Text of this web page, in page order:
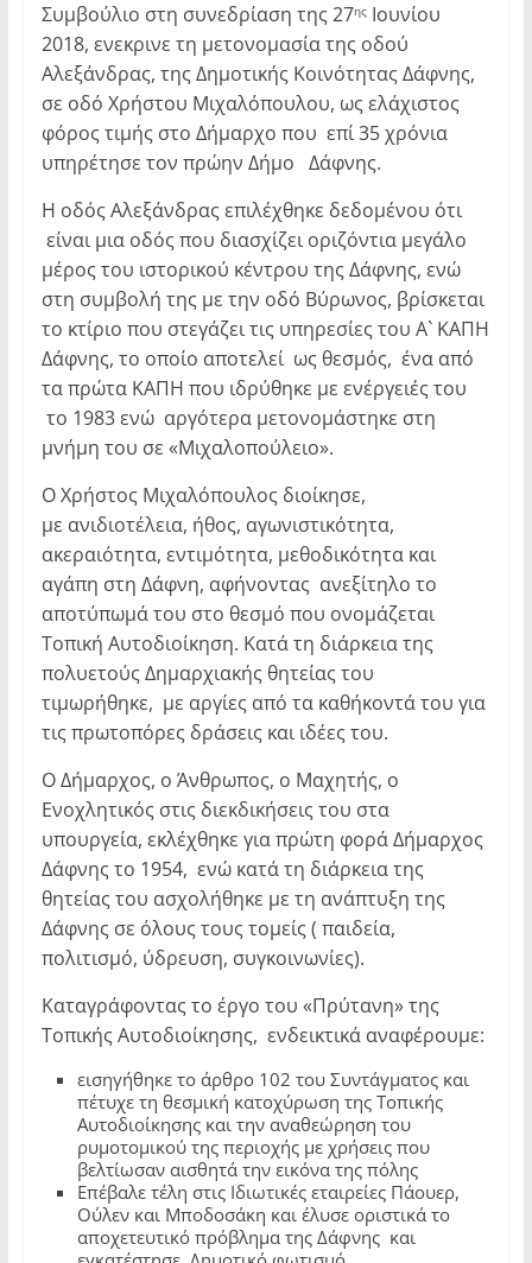
Συμβούλιο στη συνεδρίαση της 27ηςΙουνίου
2018, ενεκρινε τη μετονομασία της οδού
Αλεξάνδρας, της Δημοτικής Κοινότητας Δάφνης,
σε οδό Χρήστου Μιχαλόπουλου, ως ελάχιστος
φόρος τιμής στο Δήμαρχο που επί 35 χρόνια
υπηρέτησε τον πρώην Δήμο Δάφνης.
Η οδός Αλεξάνδρας επιλέχθηκε δεδομένου ότι
είναι μια οδός που διασχίζει οριζόντια μεγάλο
μέρος του ιστορικού κέντρου της Δάφνης, ενώ
στη συμβολή της με την οδό Βύρωνος, βρίσκεται
το κτίριο που στεγάζει τις υπηρεσίες του Α` ΚΑΠΗ
Δάφνης, το οποίο αποτελεί ως θεσμός, ένα από
τα πρώτα ΚΑΠΗ που ιδρύθηκε με ενέργειές του
το 1983 ενώ αργότερα μετονομάστηκε στη
μνήμη του σε «Μιχαλοπούλειο».
Ο Χρήστος Μιχαλόπουλος διοίκησε,
με ανιδιοτέλεια, ήθος, αγωνιστικότητα,
ακεραιότητα, εντιμότητα, μεθοδικότητα και
αγάπη στη Δάφνη, αφήνοντας ανεξίτηλο το
αποτύπωμά του στο θεσμό που ονομάζεται
Τοπική Αυτοδιοίκηση. Κατά τη διάρκεια της
πολυετούς Δημαρχιακής θητείας του
τιμωρήθηκε, με αργίες από τα καθήκοντά του για
τις πρωτοπόρες δράσεις και ιδέες του.
Ο Δήμαρχος, ο Άνθρωπος, ο Μαχητής, ο
Ενοχλητικός στις διεκδικήσεις του στα
υπουργεία, εκλέχθηκε για πρώτη φορά Δήμαρχος
Δάφνης το 1954, ενώ κατά τη διάρκεια της
θητείας του ασχολήθηκε με τη ανάπτυξη της
Δάφνης σε όλους τους τομείς ( παιδεία,
πολιτισμό, ύδρευση, συγκοινωνίες).
Καταγράφοντας το έργο του «Πρύτανη» της
Τοπικής Αυτοδιοίκησης, ενδεικτικά αναφέρουμε:
εισηγήθηκε το άρθρο 102 του Συντάγματος και
πέτυχε τη θεσμική κατοχύρωση της Τοπικής
Αυτοδιοίκησης και την αναθεώρηση του
ρυμοτομικού της περιοχής με χρήσεις που
βελτίωσαν αισθητά την εικόνα της πόλης
Επέβαλε τέλη στις Ιδιωτικές εταιρείες Πάουερ,
Ούλεν και Μποδοσάκη και έλυσε οριστικά το
αποχετευτικό πρόβλημα της Δάφνης και